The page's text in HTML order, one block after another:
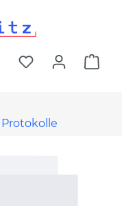
Protokolle